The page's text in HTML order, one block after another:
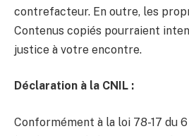
contrefacteur. En outre, les
Contenus copiés pourraient
justice à votre encontre.
Déclaration à la CNIL :
Conformément à la loi 78-17 du